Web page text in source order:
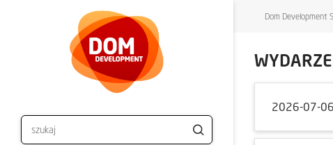
Dom Development
2026-07-06